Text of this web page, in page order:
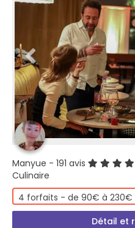
Manyue - 191 avis
Culinaire
4 forfaits - de 90€ à 230€
Détail et